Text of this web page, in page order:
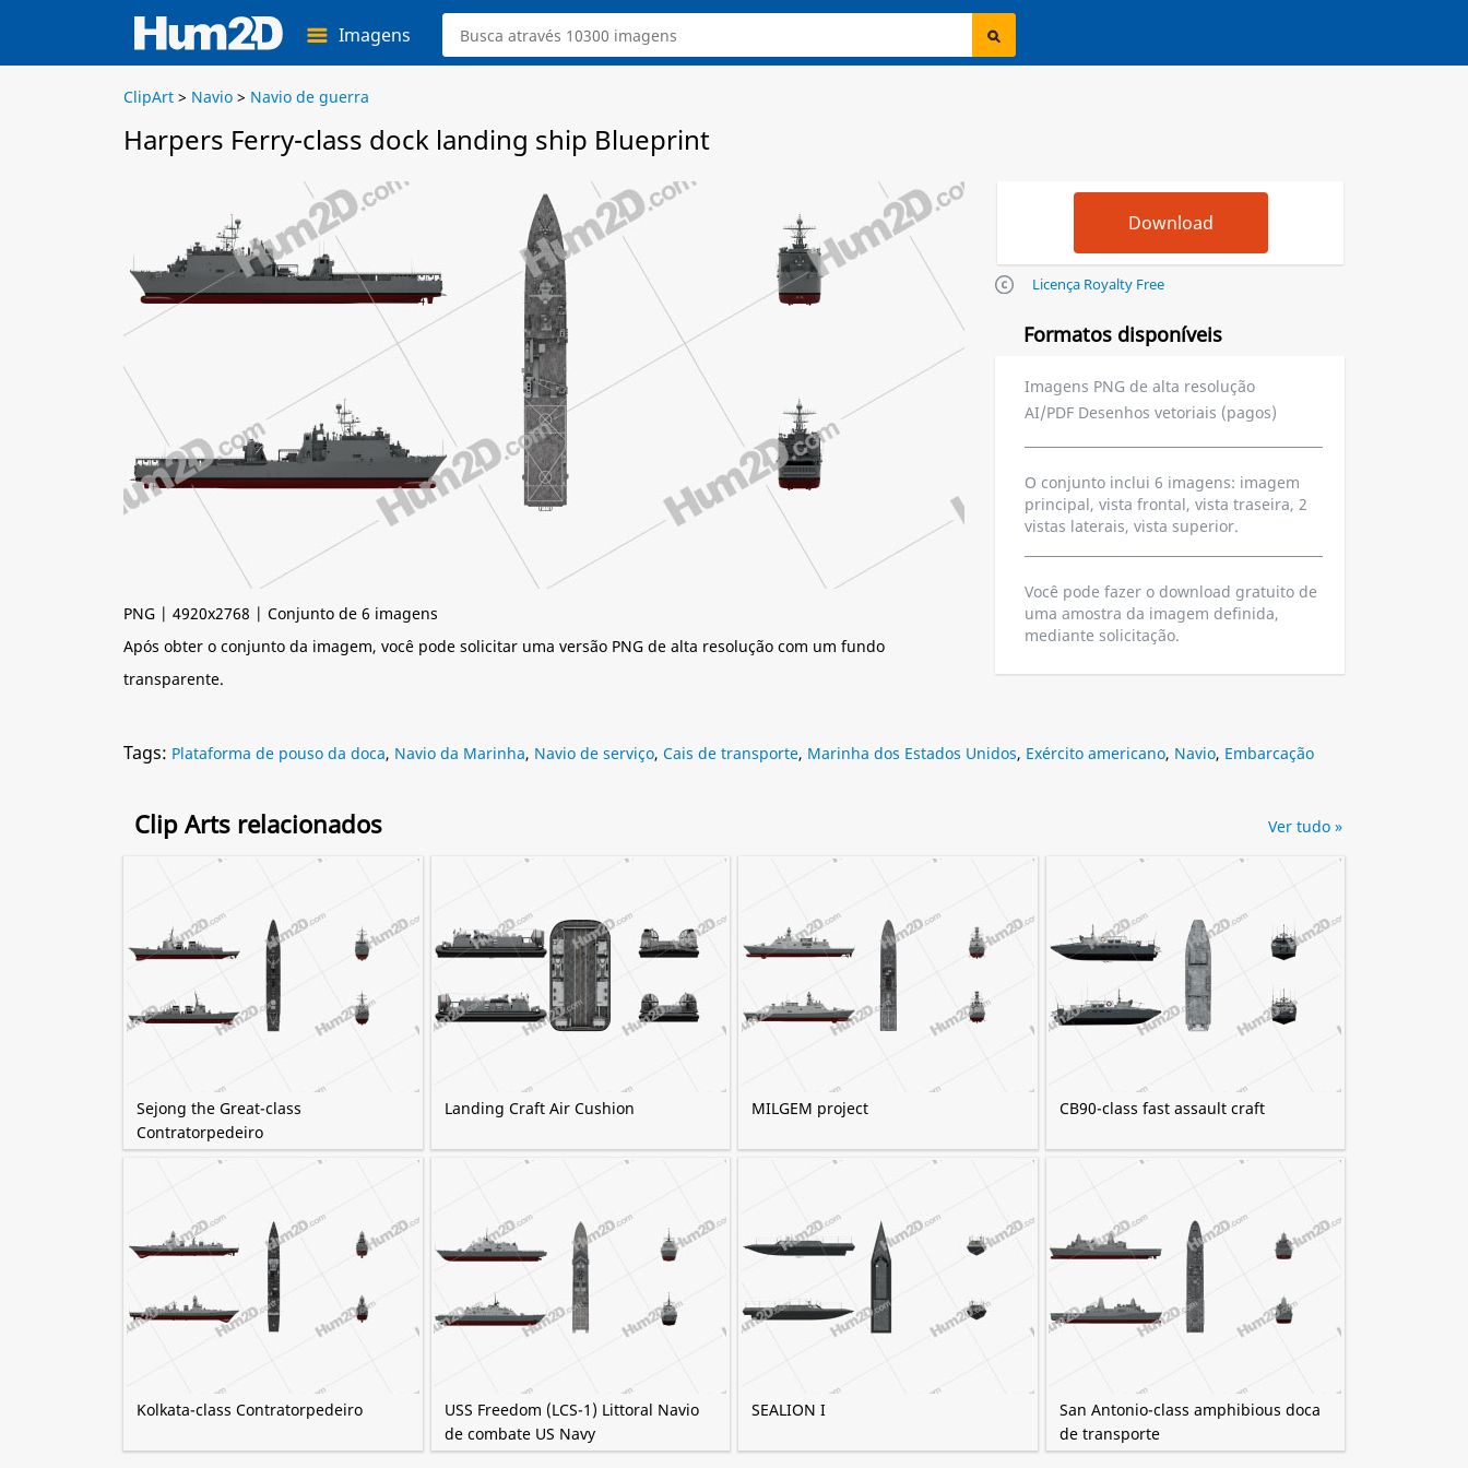
Imagens
ClipArt > Navio > Navio de guerra
Harpers Ferry-class dock landing ship Blueprint
PNG | 4920x2768 | Conjunto de 6 imagens
Após obter o conjunto da imagem, você pode solicitar uma versão PNG de alta resolução com um fundo
transparente.
Licença Royalty Free
Formatos disponíveis
Imagens PNG de alta resolução
AI/PDF Desenhos vetoriais (pagos)
O conjunto inclui 6 imagens: imagem
principal, vista frontal, vista traseira, 2
vistas laterais, vista superior.
Você pode fazer o download gratuito de
uma amostra da imagem definida,
mediante solicitação.
Tags: Plataforma de pouso da doca, Navio da Marinha, Navio de serviço, Cais de transporte, Marinha dos Estados Unidos, Exército americano, Navio, Embarcação
Clip Arts relacionados
Sejong the Great-class
Contratorpedeiro
Landing Craft Air Cushion MILGEM project CB90-class fast assault craft
Kolkata-class Contratorpedeiro
USS Freedom (LCS-1) Littoral Navio
de combate US Navy
SEALION I
San Antonio-class amphibious doca
de transporte
Ver tudo »